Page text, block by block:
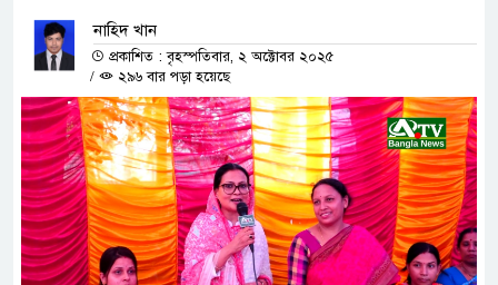
নাহিদ খান
প্রকাশিত : বৃহস্পতিবার, ২ অক্টোবর ২০২৫
/
২৯৬ বার পড়া হয়েছে